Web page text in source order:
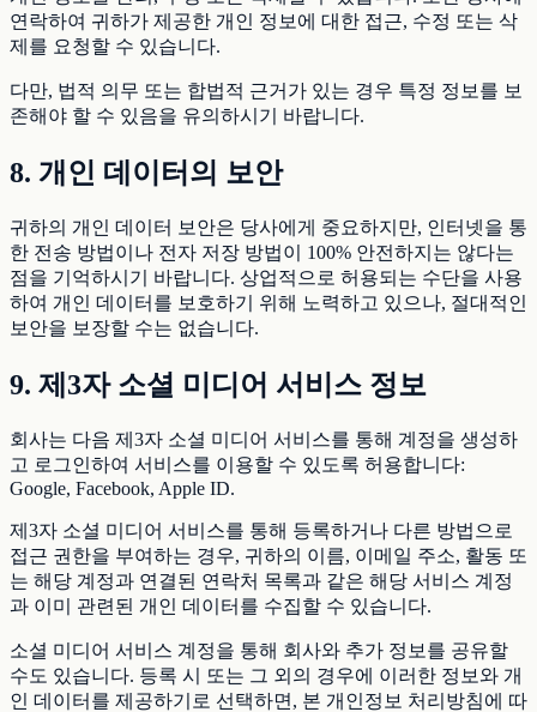
연락하여 귀하가 제공한 개인 정보에 대한 접근, 수정 또는 삭
제를 요청할 수 있습니다.
다만, 법적 의무 또는 합법적 근거가 있는 경우 특정 정보를 보
존해야 할 수 있음을 유의하시기 바랍니다.
8. 개인 데이터의 보안
귀하의 개인 데이터 보안은 당사에게 중요하지만, 인터넷을 통
한 전송 방법이나 전자 저장 방법이 100% 안전하지는 않다는
점을 기억하시기 바랍니다. 상업적으로 허용되는 수단을 사용
하여 개인 데이터를 보호하기 위해 노력하고 있으나, 절대적인
보안을 보장할 수는 없습니다.
9. 제3자 소셜 미디어 서비스 정보
회사는 다음 제3자 소셜 미디어 서비스를 통해 계정을 생성하
고 로그인하여 서비스를 이용할 수 있도록 허용합니다:
Google, Facebook, Apple ID.
제3자 소셜 미디어 서비스를 통해 등록하거나 다른 방법으로
접근 권한을 부여하는 경우, 귀하의 이름, 이메일 주소, 활동 또
는 해당 계정과 연결된 연락처 목록과 같은 해당 서비스 계정
과 이미 관련된 개인 데이터를 수집할 수 있습니다.
소셜 미디어 서비스 계정을 통해 회사와 추가 정보를 공유할
수도 있습니다. 등록 시 또는 그 외의 경우에 이러한 정보와 개
인 데이터를 제공하기로 선택하면, 본 개인정보 처리방침에 따